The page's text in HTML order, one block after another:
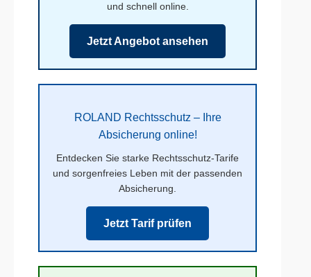
und schnell online.
Jetzt Angebot ansehen
ROLAND Rechtsschutz – Ihre
Absicherung online!
Entdecken Sie starke Rechtsschutz-Tarife
und sorgenfreies Leben mit der passenden
Absicherung.
Jetzt Tarif prüfen